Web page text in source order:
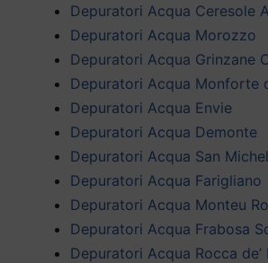
Depuratori Acqua Ceresole
Depuratori Acqua Morozzo
Depuratori Acqua Grinzane
Depuratori Acqua Monforte
Depuratori Acqua Envie
Depuratori Acqua Demonte
Depuratori Acqua San
Depuratori Acqua Farigliano
Depuratori Acqua Monteu
Depuratori Acqua Frabosa
Depuratori Acqua Rocca de’